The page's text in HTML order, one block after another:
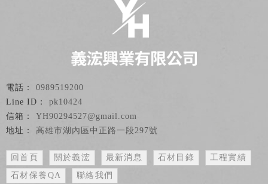
pk10424
0989519200
YH90294527@gmail.com
高雄市湖內區中正路一段297號
回首頁 關於義浤 最新消息 石材目錄
工程實績
石材保養QA
聯絡我們